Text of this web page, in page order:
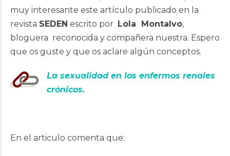
muy interesante este artículo publicado en la
revista SEDEN escrito por Lola Montalvo,
bloguera reconocida y compañera nuestra. Espero
que os guste y que os aclare algún conceptos.
La sexualidad en los enfermos renales
crónicos.
En el articulo comenta que: